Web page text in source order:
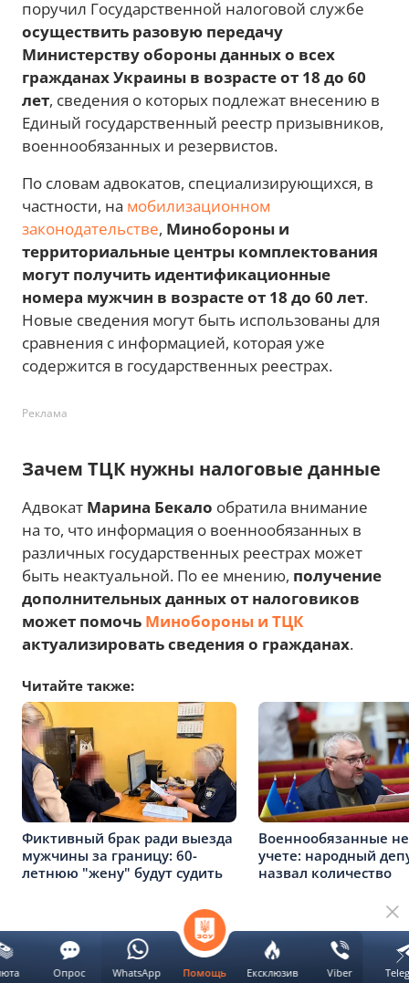
поручил Государственной налоговой службе
осуществить разовую передачу
Министерству обороны данных о всех
гражданах Украины в возрасте от 18 до 60
лет, сведения о которых подлежат внесению в
Единый государственный реестр призывников,
военнообязанных и резервистов.
По словам адвокатов, специализирующихся, в
частности, на мобилизационном
законодательстве, Минобороны и
территориальные центры комплектования
могут получить идентификационные
номера мужчин в возрасте от 18 до 60 лет.
Новые сведения могут быть использованы для
сравнения с информацией, которая уже
содержится в государственных реестрах.
Реклама
Зачем ТЦК нужны налоговые данные
Адвокат Марина Бекало обратила внимание
на то, что информация о военнообязанных в
различных государственных реестрах может
быть неактуальной. По ее мнению, получение
дополнительных данных от налоговиков
может помочь Минобороны и ТЦК
актуализировать сведения о гражданах.
Читайте также:
Фиктивный брак ради выезда
мужчины за границу: 60-
летнюю "жену" будут судить
Военнообязанные
учете: народный
назвал количество
Реклама
Помощь Ексклюзив Viber
Опрос WhatsApp